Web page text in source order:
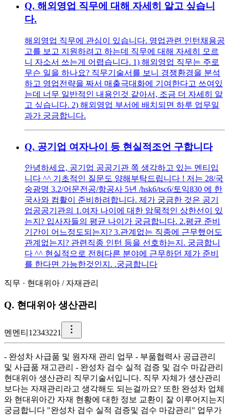
Q. 해외영업 직무에 대해 자세히 알고 싶습니
다.
해외영업 직무에 관심이 있습니다. 영업관련 인턴채용공
고를 보고 지원하려고 하는데 직무에 대해 자세히 모르
니 자소서 쓰는게 어렵습니다. 1) 해외영업 직무는 주로
무슨 일을 하나요? 직무기술서를 보니 경쟁환경을 분석
하고 영업전략을 짜서 매출극대화에 기여한다고 쓰여있
는데 너무 일반적인 내용인것 같아서, 조금 더 자세히 알
고 싶습니다. 2) 해외영업 부서에 배치되면 하루 업무일
과가 궁금합니다.
Q. 공기업 여자나이 등 현실적조언 구합니다
안녕하세요, 공기업 공공기관 쪽 생각하고 있는 멘티입
니다 ^^ 기초적인 질문도 양해부탁드립니다 ! 저는 28/국
숭광명 3.2/어문전공/항공사 5년 /hsk6/tsc6/토익830 에 한
국사와 컴활이 준비하려합니다. 제가 궁금한 것은 공기
업공공기관의 1.여자 나이에 대한 암묵적인 상한선이 있
는지? 입사자들의 평균 나이가 궁금합니다. 2.평균 준비
기간이 어느정도되는지? 3.관계없는 직종에 근무했어도
관계없는지? 관련직종 인턴 등을 선호하는지. 궁금합니
다 ^^ 현실적으로 전혀다른 분야에 근무하던 제가 준비
를 한다면 가능한것인지. .궁금합니다
직무 · 현대위아 / 자재관리
Q. 현대위아 생산관리
멘 멘티12343221
- 완성차 사급품 및 원자재 관리 업무 - 부품협력사 공급관리
및 사급품 재고관리 - 완성차 검수 실적 검증 및 검수 마감관리
현대위아 생산관리 직무기술서입니다. 직무 자체가 생산관리
보다는 자재관리라고 생각해도 되는걸까요? 또한 완성차 업체
와 현대위아간 자재 현황에 대한 정보 교환이 잘 이루어지는지
궁금합니다 "완성차 검수 실적 검증및 검수 마감관리" 업무가